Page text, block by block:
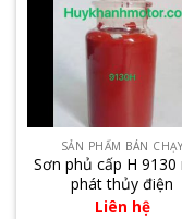
SẢN PHẨM BÁN CHẠY
Sơn phủ cấp H 9130
phát thủy điện
Liên hệ